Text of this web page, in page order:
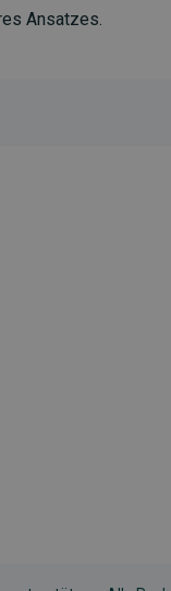
Ansatzes.